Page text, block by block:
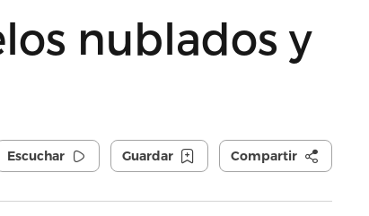
nublados y
Escuchar Guardar Compartir